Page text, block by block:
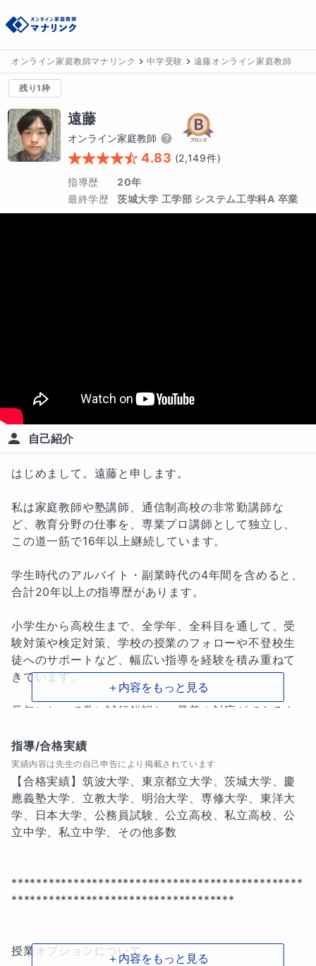
オンライン家庭教師マナリンク 中学受験 遠藤オンライン家庭教師
残り1枠
遠藤
オンライン家庭教師
4.83 (2,149件)
指導歴
20年
最終学歴
茨城大学 工学部 システム工学科A 卒業
自己紹介
はじめまして。遠藤と申します。
私は家庭教師や塾講師、通信制高校の非常勤講師な
ど、教育分野の仕事を、専業プロ講師として独立し、
この道一筋で16年以上継続しています。
学生時代のアルバイト・副業時代の4年間を含めると、
合計20年以上の指導歴があります。
小学生から高校生まで、全学年、全科目を通して、受
験対策や検定対策、学校の授業のフォローや不登校生
徒へのサポートなど、幅広い指導を経験を積み重ねて
きています。
長年において常に試行錯誤し、最善の対応ができるよ
つつあります。
2026年現在、専業プロ講師として17年目を迎えまし
た。
オンライン授業をメインの指導形式とし、日本全国各
スを提供させていただいております。
り着きました。
＋内容をもっと見る
指導/合格実績
実績内容は先生の自己申告により掲載されています
【合格実績】筑波大学、東京都立大学、茨城大学、慶
應義塾大学、立教大学、明治大学、専修大学、東洋大
学、日本大学、公務員試験、公立高校、私立高校、公
立中学、私立中学、その他多数
***********************************************
************************************
授業オプションについて
＋内容をもっと見る